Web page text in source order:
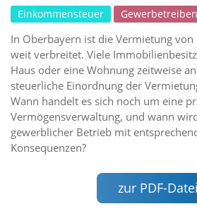
Einkommensteuer
In Oberbayern ist die Vermietung
weit verbreitet. Viele
Haus oder eine Wohnung zeitweise
steuerliche Einordnung der
Wann handelt es sich noch um eine
Vermögensverwaltung, und wann
gewerblicher Betrieb mit
Konsequenzen?
zur PDF-Datei